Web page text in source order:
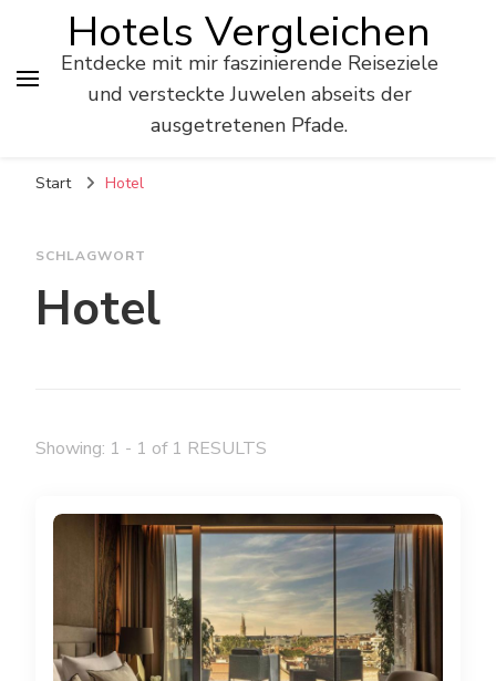
Hotels Vergleichen
Entdecke mit mir faszinierende Reiseziele
und versteckte Juwelen abseits der
ausgetretenen Pfade.
Start Hotel
SCHLAGWORT
Hotel
Showing: 1 - 1 of 1 RESULTS